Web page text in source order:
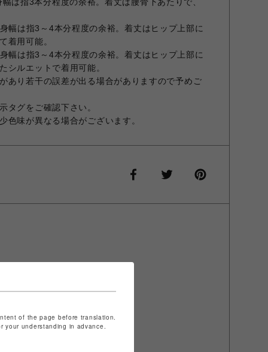
幅は指3～4本分程度の余裕。着丈はヒップ上部に
着用可能。
幅は指3～4本分程度の余裕。着丈はヒップ上部に
シルエットで着用可能。
あり若干の誤差が出る場合がありますので予めご
タグをご確認下さい。
色味が異なる場合がございます。
of the page before translation.
understanding in advance.